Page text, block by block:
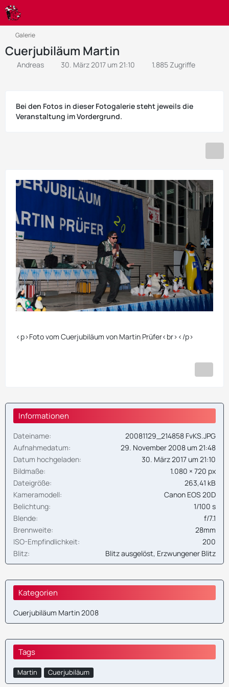
Galerie
Cuerjubiläum Martin
Andreas 30. März 2017 um 21:10 1.885 Zugriffe
Bei den Fotos in dieser Fotogalerie steht jeweils die
Veranstaltung im Vordergrund.
<p>Foto vom Cuerjubiläum von Martin Prüfer<br></p>
Informationen
Dateiname
20081129_214858 FvKS.JPG
Aufnahmedatum
29. November 2008 um 21:48
Datum hochgeladen
30. März 2017 um 21:10
Bildmaße
1.080 × 720 px
Dateigröße
263,41 kB
Kameramodell
Canon EOS 20D
Belichtung
1/100 s
Blende
f/7.1
Brennweite
28mm
ISO-Empfindlichkeit
200
Blitz
Blitz ausgelöst, Erzwungener Blitz
Kategorien
Cuerjubiläum Martin 2008
Tags
Martin Cuerjubiläum